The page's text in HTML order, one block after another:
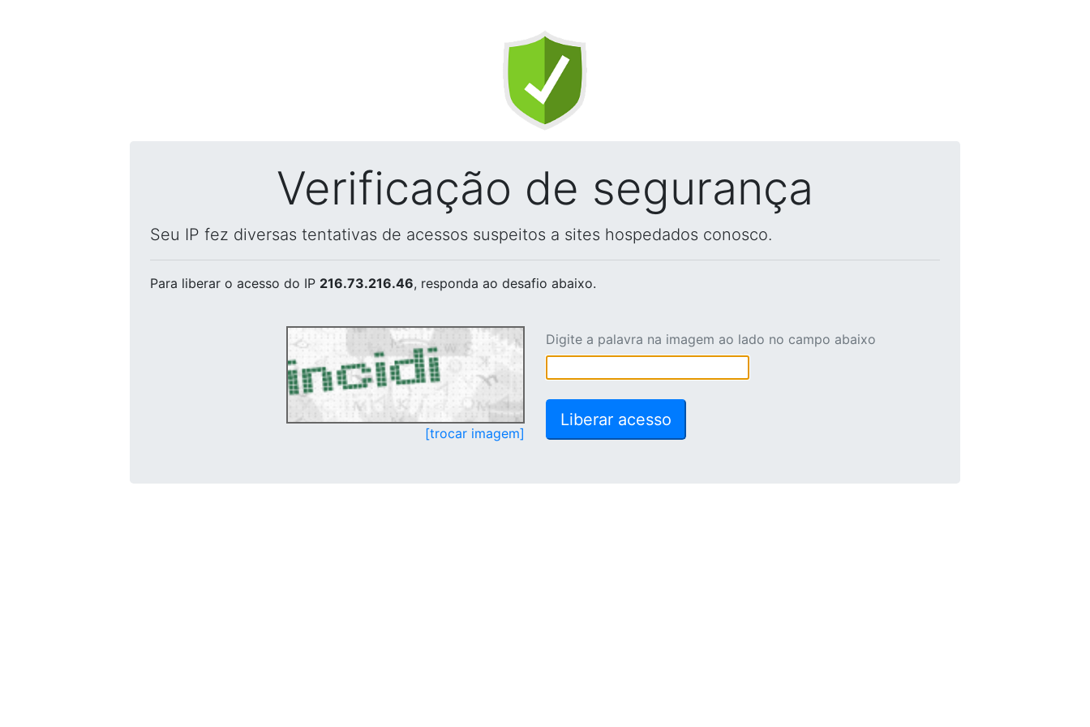
Verificação de segurança
Seu IP fez diversas tentativas de acessos suspeitos a sites hospedados conosco.
Para liberar o acesso do IP 216.73.216.46, responda ao desafio abaixo.
[trocar imagem]
Digite a palavra na imagem ao lado no campo abaixo